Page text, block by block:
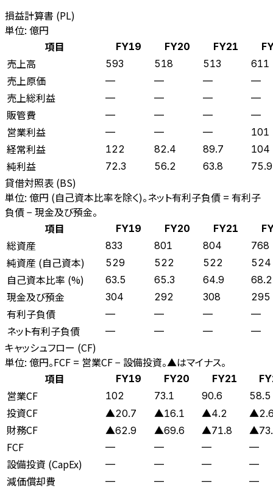
損益計算書 (PL)
単位: 億円
項目
FY19 FY20 FY21
売上高 593 518 513 611
売上原価 — — — —
売上総利益 — — — —
販管費 — — — —
営業利益 — — — 101
経常利益 122 82.4 89.7 104
純利益 72.3 56.2 63.8 75.9
貸借対照表 (BS)
単位: 億円 (自己資本比率を除く)。ネット有利子負債 = 有利子
負債 − 現金及び預金。
項目
FY19 FY20 FY21
総資産 833 801 804 768
純資産 (自己資本) 529 522 522 524
自己資本比率 (%) 63.5 65.3 64.9 68.2
現金及び預金 304 292 308 295
有利子負債 — — — —
ネット有利子負債 — — — —
キャッシュフロー (CF)
単位: 億円。FCF = 営業CF − 設備投資。▲はマイナス。
項目
FY19 FY20 FY21
営業CF 102 73.1 90.6 58.5
投資CF ▲20.7 ▲16.1 ▲4.2
財務CF ▲62.9 ▲69.6 ▲71.8
FCF — — — —
設備投資 (CapEx) — — — —
減価償却費 — — — —